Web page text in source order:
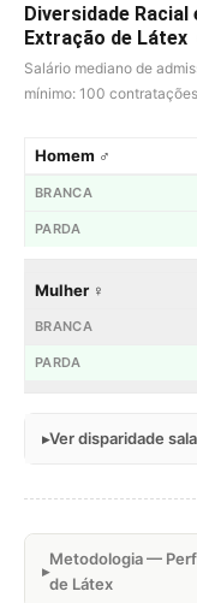
Diversidade
Extração de Látex
Salário mediano de
mínimo: 100
Homem ♂
Mulher ♀
Ver disparidade
Metodologia —
de Látex